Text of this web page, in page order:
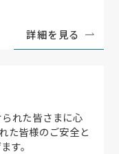
詳細を見る
れた皆さまに心
た皆様のご安全と
す。